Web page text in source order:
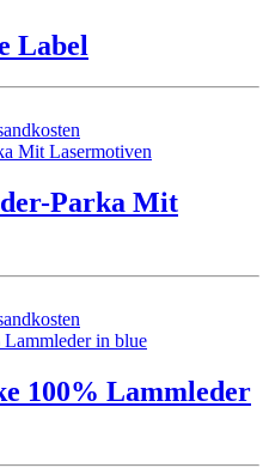
Label
Parka Mit
100% Lammleder